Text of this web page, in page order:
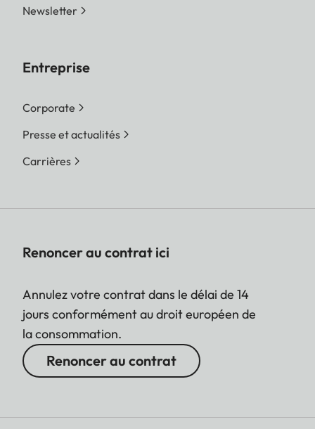
Newsletter
Entreprise
Corporate
Presse et actualités
Carrières
Renoncer au contrat ici
Annulez votre contrat dans le délai de 14
jours conformément au droit européen de
la consommation.
Renoncer au contrat